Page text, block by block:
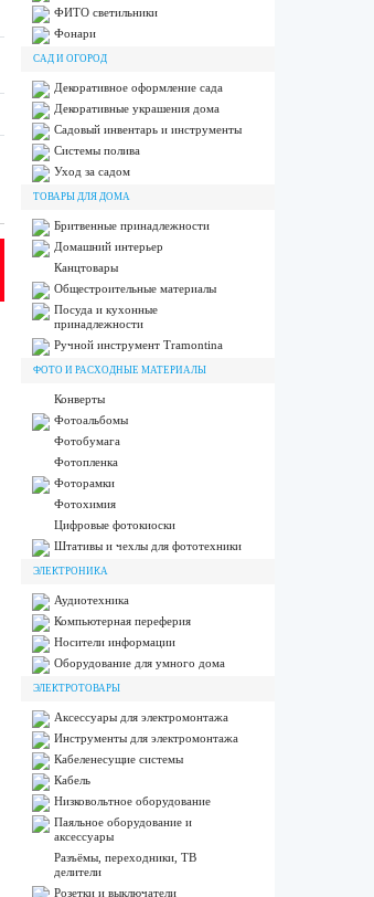
ФИТО светильники
Фонари
САД И ОГОРОД
Декоративное оформление сада
Декоративные украшения дома
Садовый инвентарь и инструменты
Системы полива
Уход за садом
ТОВАРЫ ДЛЯ ДОМА
Бритвенные принадлежности
Домашний интерьер
Канцтовары
Общестроительные материалы
Посуда и кухонные
принадлежности
Ручной инструмент Tramontina
ФОТО И РАСХОДНЫЕ МАТЕРИАЛЫ
Конверты
Фотоальбомы
Фотобумага
Фотопленка
Фоторамки
Фотохимия
Цифровые фотокиоски
Штативы и чехлы для фототехники
ЭЛЕКТРОНИКА
Аудиотехника
Компьютерная переферия
Носители информации
Оборудование для умного дома
ЭЛЕКТРОТОВАРЫ
Аксессуары для электромонтажа
Инструменты для электромонтажа
Кабеленесущие системы
Кабель
Низковольтное оборудование
Паяльное оборудование и
аксессуары
Разъёмы, переходники, ТВ
делители
Розетки и выключатели